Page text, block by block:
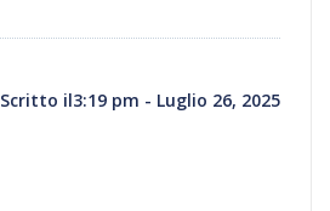
Scritto il3:19 pm - Luglio 26, 2025